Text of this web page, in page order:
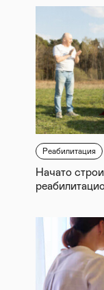
Реабилитация
Начато